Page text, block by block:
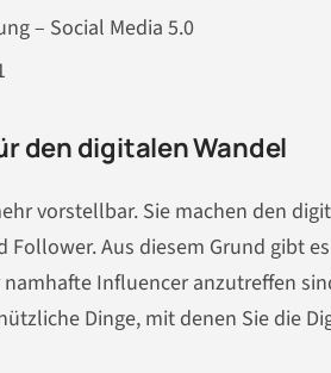
– Social Media 5.0
den digitalen Wandel
vorstellbar. Sie machen den
Aus diesem Grund gibt
Influencer anzutreffen
Dinge, mit denen Sie die